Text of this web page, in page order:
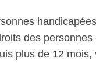
des
plus de 12